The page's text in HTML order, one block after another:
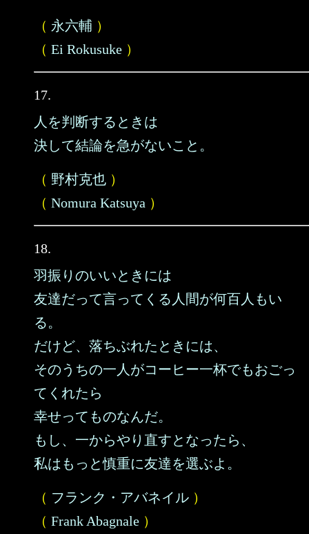
（ 永六輔 ）
（ Ei Rokusuke ）
17.
人を判断するときは
決して結論を急がないこと。
（ 野村克也 ）
（ Nomura Katsuya ）
18.
羽振りのいいときには
友達だって言ってくる人間が何百人もい
る。
だけど、落ちぶれたときには、
そのうちの一人がコーヒー一杯でもおごっ
てくれたら
幸せってものなんだ。
もし、一からやり直すとなったら、
私はもっと慎重に友達を選ぶよ。
（ フランク・アバネイル ）
（ Frank Abagnale ）